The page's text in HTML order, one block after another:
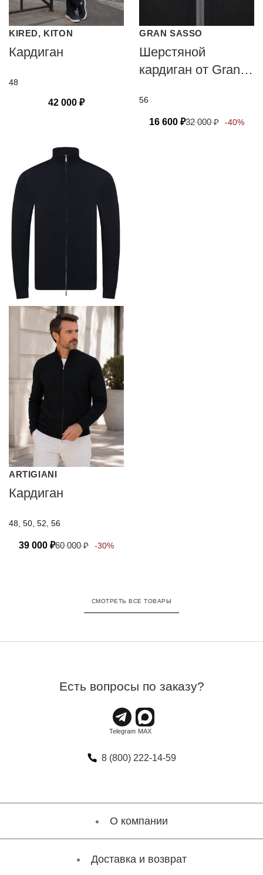
KIRED, KITON
Кардиган
48
42 000 ₽
GRAN SASSO
Шерстяной
кардиган от Gran
56
16 600 ₽32 000₽ -40%
ARTIGIANI
Кардиган
48, 50, 52, 56
39 000 ₽60 000₽ -30%
СМОТРЕТЬ ВСЕ ТОВАРЫ
Есть вопросы по заказу?
8 (800) 222-14-59
О компании
Доставка и возврат